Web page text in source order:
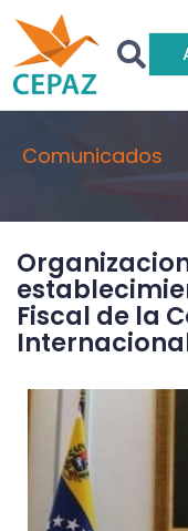
Comunicados
Fiscal de la